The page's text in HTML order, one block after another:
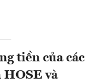
tiền của các
và